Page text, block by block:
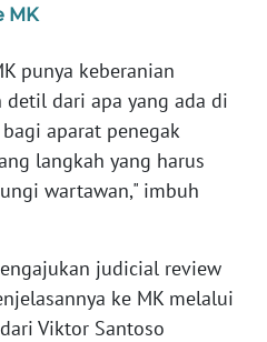
MK
punya keberanian
dari apa yang ada di
aparat penegak
langkah yang harus
wartawan," imbuh
judicial review
ke MK melalui
Viktor Santoso